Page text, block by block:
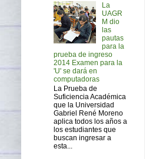
La
UAGR
M dio
las
pautas
para la
prueba de ingreso
2014 Examen para la
'U' se dará en
computadoras
La Prueba de
Suficiencia Académica
que la Universidad
Gabriel René Moreno
aplica todos los años a
los estudiantes que
buscan ingresar a
esta...